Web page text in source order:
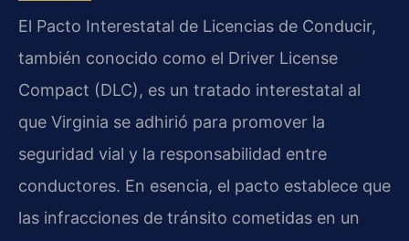
El Pacto Interestatal de Licencias de Conducir,
también conocido como el Driver License
Compact (DLC), es un tratado interestatal al
que Virginia se adhirió para promover la
seguridad vial y la responsabilidad entre
conductores. En esencia, el pacto establece que
las infracciones de tránsito cometidas en un